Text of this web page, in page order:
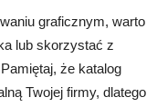
graficznym, warto
lub skorzystać z
że katalog
Twojej firmy, dlatego